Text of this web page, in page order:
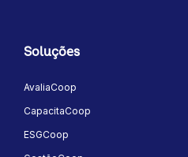
Soluções
AvaliaCoop
CapacitaCoop
ESGCoop